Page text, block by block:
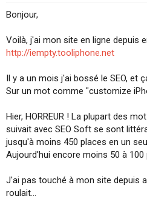
a
i
s
c
s
s
o
n
Bonjour,
Voilà, j'ai mon site en ligne depuis
http://iempty.tooliphone.net
Il y a un mois j'ai bossé le SEO, et
Sur un mot comme "customize
Hier, HORREUR ! La plupart des
suivait avec SEO Soft se sont
jusqu'à moins 450 places en un
Aujourd'hui encore moins 50 à 100
J'ai pas touché à mon site depuis
roulait...